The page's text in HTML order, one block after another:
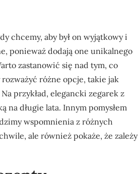
chcemy, aby był on wyjątkowy i
ponieważ dodają one unikalnego
zastanowić się nad tym, co
różne opcje, takie jak
przykład, elegancki zegarek z
długie lata. Innym pomysłem
wspomnienia z różnych
ale również pokaże, że zależy